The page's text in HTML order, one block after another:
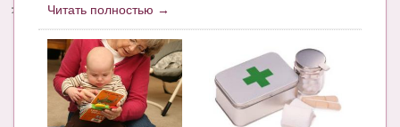
Энциклопедия
МАМИНА БИБЛИОТЕКА
Имена. Святцы
Энциклопедия беременных
Читать полностью →